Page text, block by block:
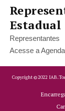
Estadual
Representantes
Acesse a Agenda
Copyright ©2022 IAB.